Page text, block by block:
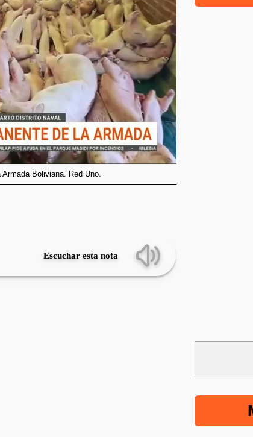
Boliviana. Red Uno.
Escuchar esta nota